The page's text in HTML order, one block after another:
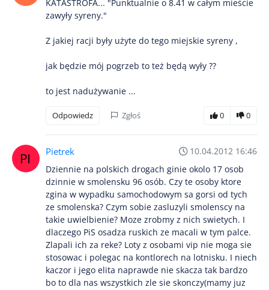
KATASTROFA... "Punktualnie o 8.41 w całym mieście
zawyły syreny."
Z jakiej racji były użyte do tego miejskie syreny ,
jak będzie mój pogrzeb to też będą wyły ??
to jest nadużywanie ...
Odpowiedz Zgłoś 0 0
Pietrek
10.04.2012 16:46
Dziennie na polskich drogach ginie okolo 17 osob
dzinnie w smolensku 96 osób. Czy te osoby ktore
zgina w wypadku samochodowym sa gorsi od tych
ze smolenska? Czym sobie zasluzyli smolenscy na
takie uwielbienie? Moze zrobmy z nich swietych. I
dlaczego PiS osadza ruskich ze macali w tym palce.
Zlapali ich za reke? Loty z osobami vip nie moga sie
stosowac i polegac na kontlorech na lotnisku. I niech
kaczor i jego elita naprawde nie skacza tak bardzo
bo to dla nas wszystkich zle sie skonczy(mamy juz